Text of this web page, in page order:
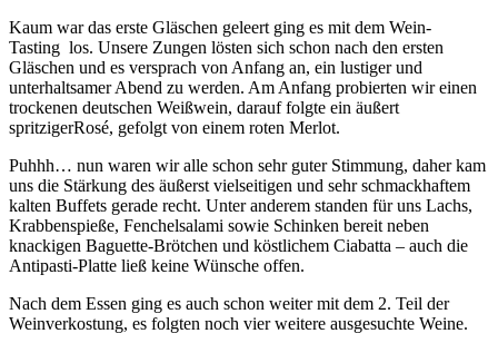
Kaum war das erste Gläschen geleert ging es mit dem Wein-
Tasting los. Unsere Zungen lösten sich schon nach den ersten
Gläschen und es versprach von Anfang an, ein lustiger und
unterhaltsamer Abend zu werden. Am Anfang probierten wir einen
trockenen deutschen Weißwein, darauf folgte ein äußert
spritzigerRosé, gefolgt von einem roten Merlot.
Puhhh… nun waren wir alle schon sehr guter Stimmung, daher kam
uns die Stärkung des äußerst vielseitigen und sehr schmackhaftem
kalten Buffets gerade recht. Unter anderem standen für uns Lachs,
Krabbenspieße, Fenchelsalami sowie Schinken bereit neben
knackigen Baguette-Brötchen und köstlichem Ciabatta – auch die
Antipasti-Platte ließ keine Wünsche offen.
Nach dem Essen ging es auch schon weiter mit dem 2. Teil der
Weinverkostung, es folgten noch vier weitere ausgesuchte Weine.